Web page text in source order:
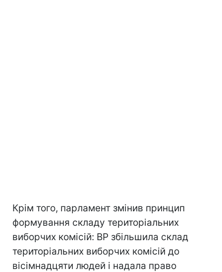
Крім того, парламент змінив принцип
формування складу територіальних
виборчих комісій: ВР збільшила склад
територіальних виборчих комісій до
вісімнадцяти людей і надала право